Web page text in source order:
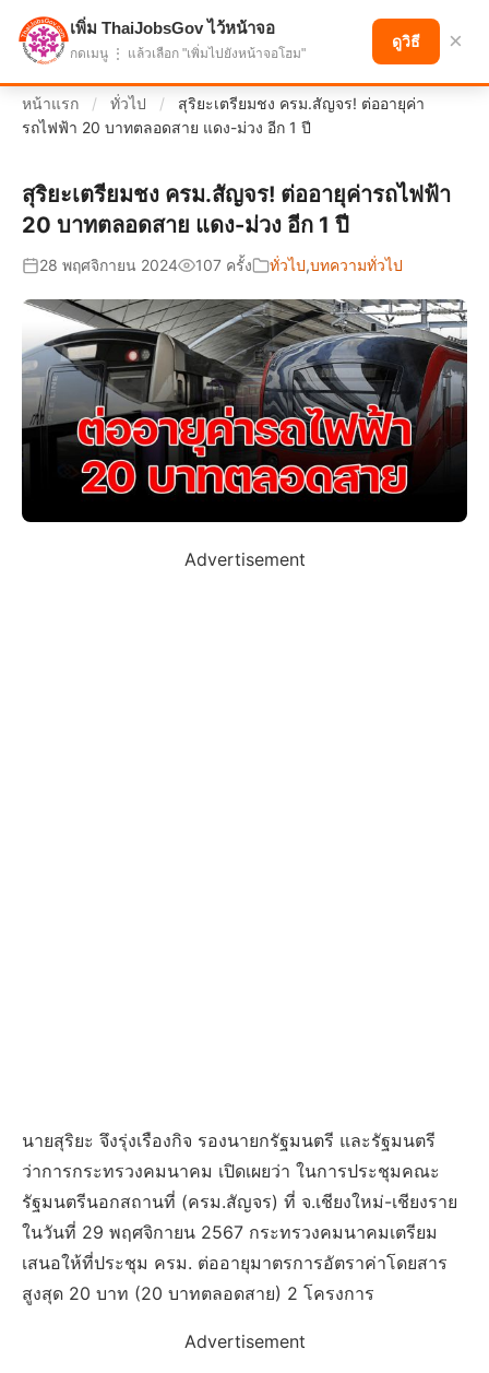
แบ่งปันโอกาส เพื่ออนาคตที่ก้าวหน้า
หน้าแรก / ทั่วไป /
สุริยะเตรียมชง ครม.สัญจร! ต่ออายุค่า
รถไฟฟ้า 20 บาทตลอดสาย แดง-ม่วง อีก 1 ปี
สุริยะเตรียมชง ครม.สัญจร! ต่ออายุค่ารถไฟฟ้า
20 บาทตลอดสาย แดง-ม่วง อีก 1 ปี
28 พฤศจิกายน 2024 107 ครั้ง ทั่วไป,บทความทั่วไป
Advertisement
นายสุริยะ จึงรุ่งเรืองกิจ รองนายกรัฐมนตรี และรัฐมนตรี
ว่าการกระทรวงคมนาคม เปิดเผยว่า ในการประชุมคณะ
รัฐมนตรีนอกสถานที่ (ครม.สัญจร) ที่ จ.เชียงใหม่-เชียงราย
ในวันที่ 29 พฤศจิกายน 2567 กระทรวงคมนาคมเตรียม
เสนอให้ที่ประชุม ครม. ต่ออายุมาตรการอัตราค่าโดยสาร
สูงสุด 20 บาท (20 บาทตลอดสาย) 2 โครงการ
Advertisement
เพิ่ม ThaiJobsGov ไว้หน้าจอ
กดเมนู ⋮ แล้วเลือก "เพิ่มไปยังหน้าจอโฮม"
ดูวิธี ×